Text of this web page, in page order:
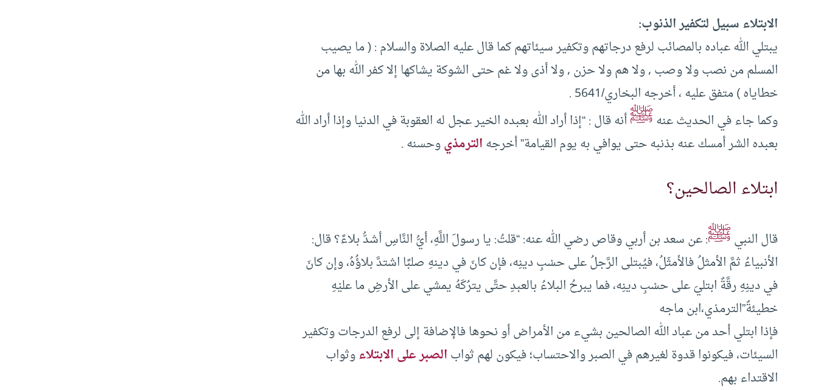
الابتلاء سبيل لتكفير الذنوب:
يبتلي الله عباده بالمصائب لرفع درجاتهم وتكفير سيئاتهم كما قال عليه الصلاة والسلام : ( ما يصيب
المسلم من نصب ولا وصب , ولا هم ولا حزن , ولا أذى ولا غم حتى الشوكة يشاكها إلا كفر الله بها من
خطاياه ) متفق عليه ، أخرجه البخاري/5641 .
وكما جاء في الحديث عنهﷺأنه قال : “إذا أراد الله بعبده الخير عجل له العقوبة في الدنيا وإذا أراد الله
بعبده الشر أمسك عنه بذنبه حتى يوافي به يوم القيامة” أخرجهالترمذيوحسنه .
ابتلاء الصالحين؟
قال النبيﷺ: عن سعد بن أربي وقاص رضي الله عنه: “قلتُ: يا رسولَ اللَّهِ، أيُّ النَّاسِ أشدُّ بلاءً؟ قال:
الأنبياءُ ثمَّ الأمثلُ فالأمثَلُ، فيُبتلى الرَّجلُ على حسْبِ دينِه، فإن كانَ في دينهِ صلبًا اشتدَّ بلاؤُهُ، وإن كانَ
في دينِهِ رقَّةٌ ابتليَ على حسْبِ دينِه، فما يبرحُ البلاءُ بالعبدِ حتَّى يترُكَهُ يمشي على الأرضِ ما عليْهِ
خطيئةٌ”الترمذي،ابن ماجه
فإذا ابتلي أحد من عباد الله الصالحين بشيء من الأمراض أو نحوها فالإضافة إلى لرفع الدرجات وتكفير
السيئات، فيكونوا قدوة لغيرهم في الصبر والاحتساب؛ فيكون لهم ثوابالصبر على الابتلاءوثواب
الاقتداء بهم.